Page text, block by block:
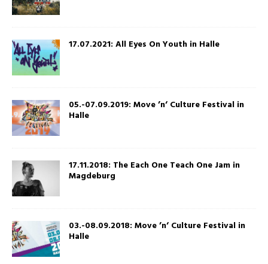
17.07.2021: All Eyes On Youth in Halle
05.-07.09.2019: Move ’n‘ Culture Festival in
Halle
17.11.2018: The Each One Teach One Jam in
Magdeburg
03.-08.09.2018: Move ’n‘ Culture Festival in
Halle